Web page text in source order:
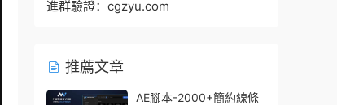
進群驗證：cgzyu.com
推薦文章
AE腳本-2000+簡約線條